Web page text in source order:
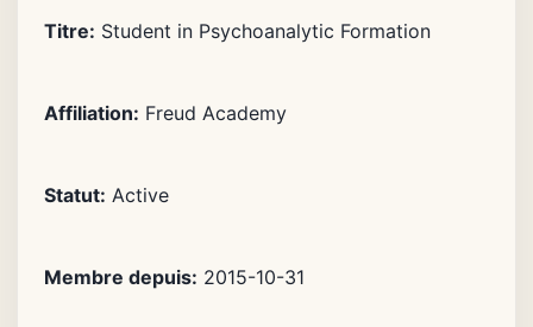
Titre: Student in Psychoanalytic Formation
Affiliation: Freud Academy
Statut: Active
Membre depuis: 2015-10-31